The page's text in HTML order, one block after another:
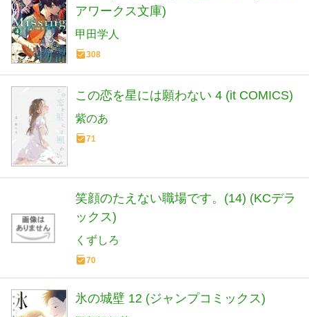
アワークス文庫)
甲田学人
308
この恋を星には願わない 4 (it COMICS)
紫のあ
71
笑顔のたえない職場です。(14) (KCデラ
ックス)
くずしろ
70
氷の城壁 12 (ジャンプコミックス)